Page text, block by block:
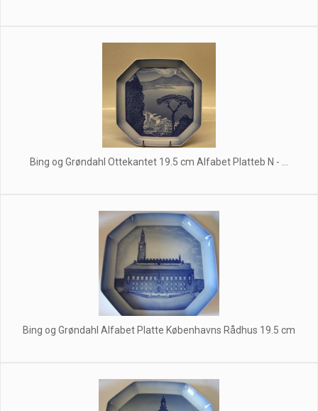
Bing og Grøndahl Ottekantet 19.5 cm Alfabet Platteb N - ...
Bing og Grøndahl Alfabet Platte Københavns Rådhus 19.5 cm